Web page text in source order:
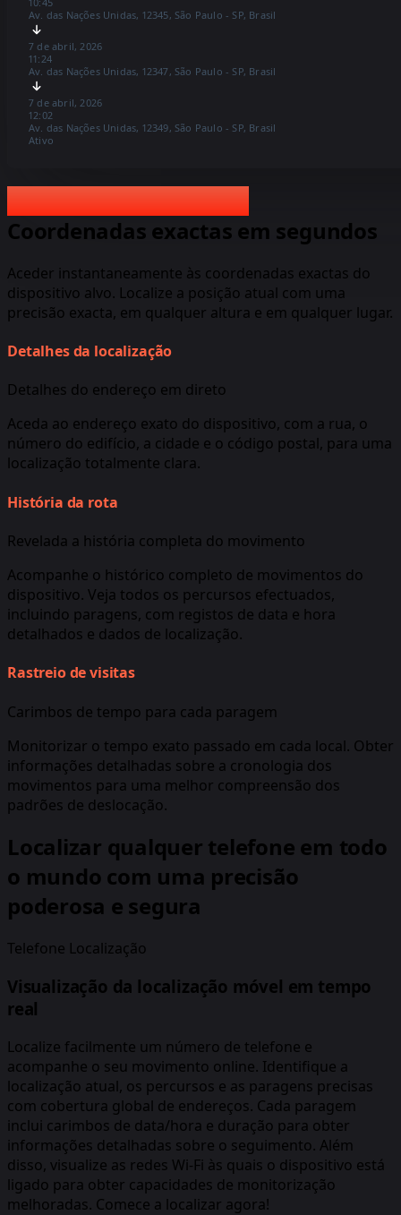
Av. das Nações Unidas, 12345, São Paulo - SP, Brasil
7 de abril, 2026
11:24
Av. das Nações Unidas, 12347, São Paulo - SP, Brasil
7 de abril, 2026
12:02
Av. das Nações Unidas, 12349, São Paulo - SP, Brasil
Ativo
Localização GPS Online
Localização GPS Online
Coordenadas exactas em segundos
Aceder instantaneamente às coordenadas exactas do
dispositivo alvo. Localize a posição atual com uma
precisão exacta, em qualquer altura e em qualquer lugar.
Detalhes da localização
Detalhes do endereço em direto
Aceda ao endereço exato do dispositivo, com a rua, o
número do edifício, a cidade e o código postal, para uma
localização totalmente clara.
História da rota
Revelada a história completa do movimento
Acompanhe o histórico completo de movimentos do
dispositivo. Veja todos os percursos efectuados,
incluindo paragens, com registos de data e hora
detalhados e dados de localização.
Rastreio de visitas
Carimbos de tempo para cada paragem
Monitorizar o tempo exato passado em cada local. Obter
informações detalhadas sobre a cronologia dos
movimentos para uma melhor compreensão dos
padrões de deslocação.
Localizar qualquer telefone em todo
o mundo com uma precisão
poderosa e segura
Telefone Localização
Visualização da localização móvel em tempo
real
Localize facilmente um número de telefone e
acompanhe o seu movimento online. Identifique a
localização atual, os percursos e as paragens precisas
com cobertura global de endereços. Cada paragem
inclui carimbos de data/hora e duração para obter
informações detalhadas sobre o seguimento. Além
disso, visualize as redes Wi-Fi às quais o dispositivo está
ligado para obter capacidades de monitorização
melhoradas. Comece a localizar agora!